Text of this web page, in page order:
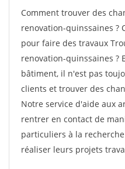
Comment trouver des
renovation-quinssaines ?
pour faire des travaux
renovation-quinssaines ?
bâtiment, il n'est pas
clients et trouver des
Notre service d'aide aux
rentrer en contact de
particuliers à la
réaliser leurs projets